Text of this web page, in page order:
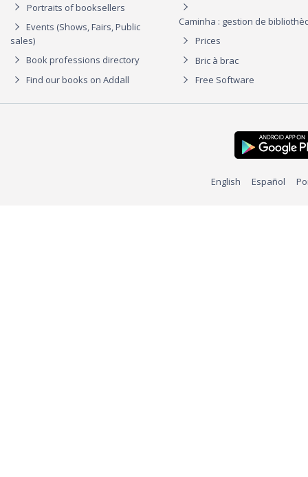
Portraits of booksellers
Events (Shows, Fairs, Public
sales)
Book professions directory
Find our books on Addall
Caminha : gestion de
Prices
Bric à brac
Free Software
English Español